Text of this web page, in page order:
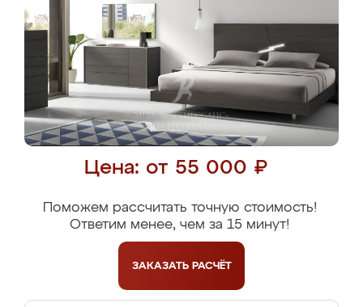
Цена: от 55 000 ₽
Поможем рассчитать точную стоимость!
Ответим менее, чем за 15 минут!
ЗАКАЗАТЬ РАСЧЁТ